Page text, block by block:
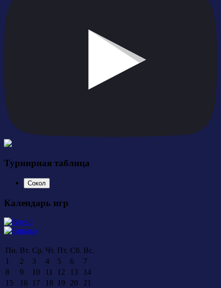
Турнирная таблица
Сокол
Календарь игр
Пн. Вт. Ср. Чт. Пт. Сб. Вс.
1
2 3 4 5 6
7
8
9 10 11 12 13
14
15
16 17 18 19 20
21